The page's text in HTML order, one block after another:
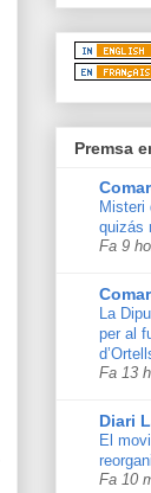
Premsa
Misteri
quizás
Fa 9
La
per al
Fa 13
Diari
El
Fa 10